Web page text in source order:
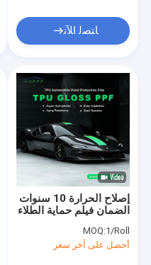
ﺎﺘﺼﻟ ﺍﻶﻧ
إصلاح الحرارة 10 سنوات
الضمان فيلم حماية الطلاء
المخصص
MOQ:1/Roll
أحصل على آخر سعر